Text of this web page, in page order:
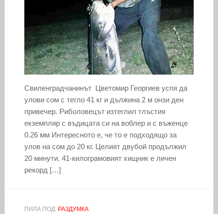
Свиленградчанинът Цветомир Георгиев успя да
улови сом с тегло 41 кг и дължина 2 м онзи ден
привечер. Риболовецът изтеглил тлъстия
екземпляр с въдицата си на воблер и с въженце
0.26 мм Интересното е, че то е подходящо за
улов на сом до 20 кг. Целият двубой продължил
20 минути. 41-килограмовият хищник е личен
рекорд […]
ПИЛА ПОД: РАЗДУМКА